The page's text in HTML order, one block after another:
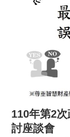
110年第2
討座談會